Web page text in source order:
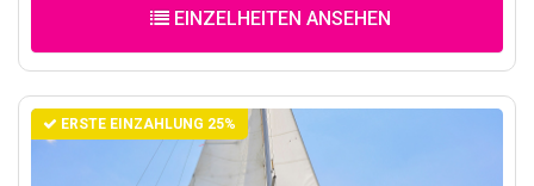
EINZELHEITEN ANSEHEN
ERSTE EINZAHLUNG 25%